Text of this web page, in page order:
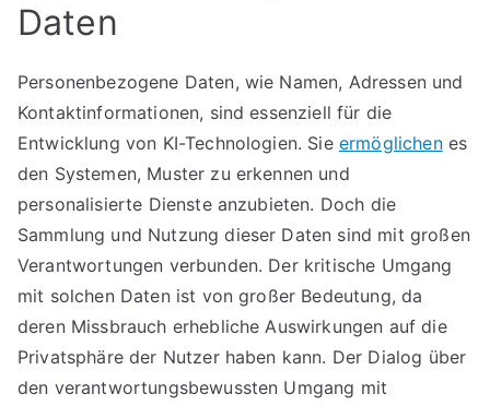
Daten
Personenbezogene Daten, wie Namen, Adressen und
Kontaktinformationen, sind essenziell für die
Entwicklung von KI-Technologien. Sie ermöglichenes
den Systemen, Muster zu erkennen und
personalisierte Dienste anzubieten. Doch die
Sammlung und Nutzung dieser Daten sind mit großen
Verantwortungen verbunden. Der kritische Umgang
mit solchen Daten ist von großer Bedeutung, da
deren Missbrauch erhebliche Auswirkungen auf die
Privatsphäre der Nutzer haben kann. Der Dialog über
den verantwortungsbewussten Umgang mit